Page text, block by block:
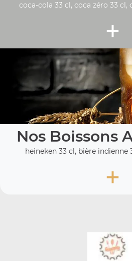
coca-cola 33 cl, coca zéro 33 cl,
+
Nos Boissons
heineken 33 cl, bière indienne
+